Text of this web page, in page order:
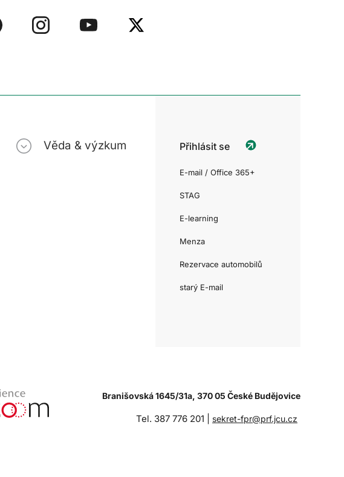
Věda & výzkum Přihlásit se
E-mail / Office 365+
STAG
E-learning
Menza
Rezervace automobilů
starý E-mail
Branišovská 1645/31a, 370 05 České Budějovice
Tel. 387 776 201 | sekret-fpr@prf.jcu.cz